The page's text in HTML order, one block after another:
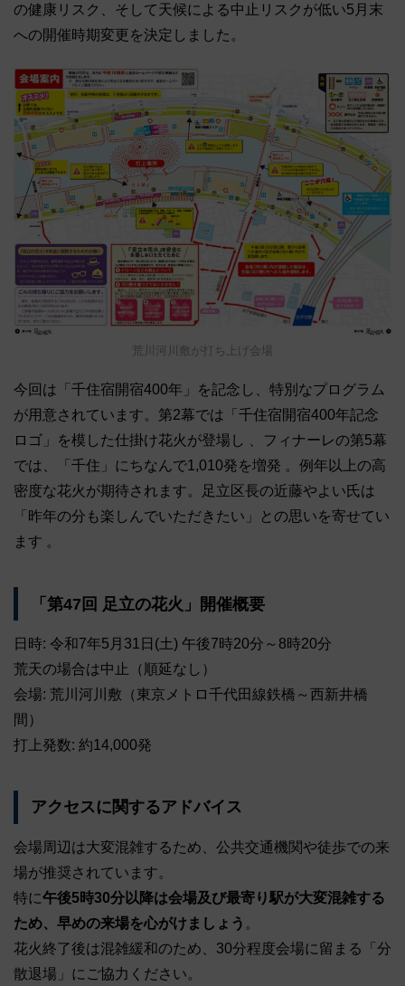
の健康リスク、そして天候による中止リスクが低い5月末
への開催時期変更を決定しました。
荒川河川敷が打ち上げ会場
今回は「千住宿開宿400年」を記念し、特別なプログラム
が用意されています。第2幕では「千住宿開宿400年記念
ロゴ」を模した仕掛け花火が登場し 、フィナーレの第5幕
では、「千住」にちなんで1,010発を増発 。例年以上の高
密度な花火が期待されます。足立区長の近藤やよい氏は
「昨年の分も楽しんでいただきたい」との思いを寄せてい
ます 。
「第47回 足立の花火」開催概要
日時: 令和7年5月31日(土) 午後7時20分～8時20分
荒天の場合は中止（順延なし）
会場: 荒川河川敷（東京メトロ千代田線鉄橋～西新井橋
間）
打上発数: 約14,000発
アクセスに関するアドバイス
会場周辺は大変混雑するため、公共交通機関や徒歩での来
場が推奨されています。
特に午後5時30分以降は会場及び最寄り駅が大変混雑する
ため、早めの来場を心がけましょう 。
花火終了後は混雑緩和のため、30分程度会場に留まる「分
散退場」にご協力ください。